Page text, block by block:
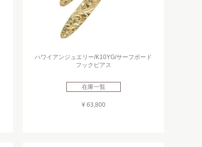
ハワイアンジュエリー/K10YG/サーフボード
フックピアス
在庫一覧
¥ 63,800